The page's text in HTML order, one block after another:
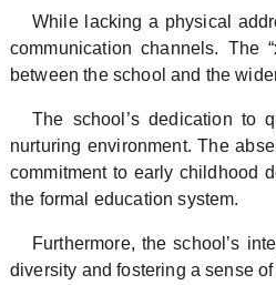
While lacking a physical
communication channels. The
between the school and the
The school’s dedication to
nurturing environment. The
commitment to early childhood
the formal education system.
Furthermore, the school’s
diversity and fostering a sense